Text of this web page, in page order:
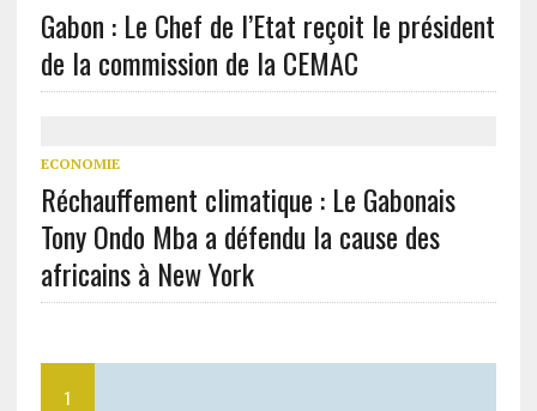
Gabon : Le Chef de l’Etat reçoit le président
de la commission de la CEMAC
ECONOMIE
Réchauffement climatique : Le Gabonais
Tony Ondo Mba a défendu la cause des
africains à New York
1